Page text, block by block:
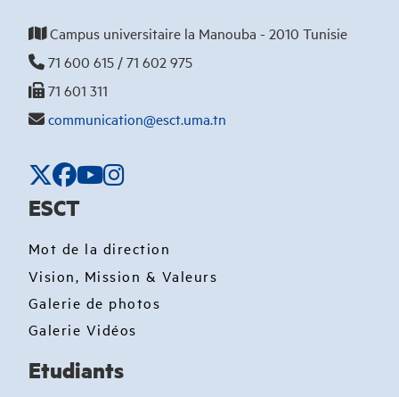
Campus universitaire la Manouba - 2010 Tunisie
71 600 615 / 71 602 975
71 601 311
communication@esct.uma.tn
ESCT
Mot de la direction
Vision, Mission & Valeurs
Galerie de photos
Galerie Vidéos
Etudiants